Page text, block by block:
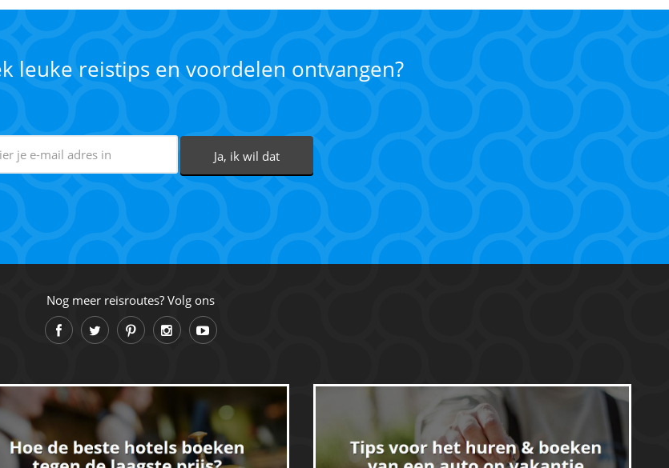
leuke reistips en voordelen ontvangen?
Nog meer reisroutes? Volg ons